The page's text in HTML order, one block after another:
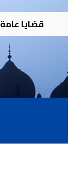
قضايا عامة